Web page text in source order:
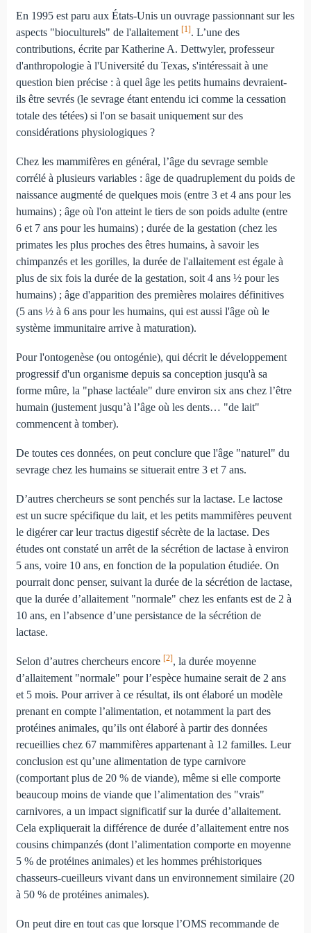
En 1995 est paru aux États-Unis un ouvrage passionnant sur les
aspects "bioculturels" de l'allaitement [1]. L’une des
contributions, écrite par Katherine A. Dettwyler, professeur
d'anthropologie à l'Université du Texas, s'intéressait à une
question bien précise : à quel âge les petits humains devraient-
ils être sevrés (le sevrage étant entendu ici comme la cessation
totale des tétées) si l'on se basait uniquement sur des
considérations physiologiques ?
Chez les mammifères en général, l’âge du sevrage semble
corrélé à plusieurs variables : âge de quadruplement du poids de
naissance augmenté de quelques mois (entre 3 et 4 ans pour les
humains) ; âge où l'on atteint le tiers de son poids adulte (entre
6 et 7 ans pour les humains) ; durée de la gestation (chez les
primates les plus proches des êtres humains, à savoir les
chimpanzés et les gorilles, la durée de l'allaitement est égale à
plus de six fois la durée de la gestation, soit 4 ans ½ pour les
humains) ; âge d'apparition des premières molaires définitives
(5 ans ½ à 6 ans pour les humains, qui est aussi l'âge où le
système immunitaire arrive à maturation).
Pour l'ontogenèse (ou ontogénie), qui décrit le développement
progressif d'un organisme depuis sa conception jusqu'à sa
forme mûre, la "phase lactéale" dure environ six ans chez l’être
humain (justement jusqu’à l’âge où les dents… "de lait"
commencent à tomber).
De toutes ces données, on peut conclure que l'âge "naturel" du
sevrage chez les humains se situerait entre 3 et 7 ans.
D’autres chercheurs se sont penchés sur la lactase. Le lactose
est un sucre spécifique du lait, et les petits mammifères peuvent
le digérer car leur tractus digestif sécrète de la lactase. Des
études ont constaté un arrêt de la sécrétion de lactase à environ
5 ans, voire 10 ans, en fonction de la population étudiée. On
pourrait donc penser, suivant la durée de la sécrétion de lactase,
que la durée d’allaitement "normale" chez les enfants est de 2 à
10 ans, en l’absence d’une persistance de la sécrétion de
lactase.
Selon d’autres chercheurs encore [2], la durée moyenne
d’allaitement "normale" pour l’espèce humaine serait de 2 ans
et 5 mois. Pour arriver à ce résultat, ils ont élaboré un modèle
prenant en compte l’alimentation, et notamment la part des
protéines animales, qu’ils ont élaboré à partir des données
recueillies chez 67 mammifères appartenant à 12 familles. Leur
conclusion est qu’une alimentation de type carnivore
(comportant plus de 20 % de viande), même si elle comporte
beaucoup moins de viande que l’alimentation des "vrais"
carnivores, a un impact significatif sur la durée d’allaitement.
Cela expliquerait la différence de durée d’allaitement entre nos
cousins chimpanzés (dont l’alimentation comporte en moyenne
5 % de protéines animales) et les hommes préhistoriques
chasseurs-cueilleurs vivant dans un environnement similaire (20
à 50 % de protéines animales).
On peut dire en tout cas que lorsque l’OMS recommande de